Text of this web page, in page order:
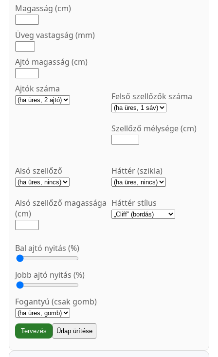
Magasság (cm)
Üveg vastagság (mm)
Ajtó magasság (cm)
Ajtók száma
Felső szellőzők száma
Szellőző mélysége (cm)
Alsó szellőző
Alsó szellőző magassága
(cm)
Háttér (szikla)
Háttér stílus
Bal ajtó nyitás (%)
Jobb ajtó nyitás (%)
Fogantyú (csak gomb)
Tervezés Űrlap ürítése